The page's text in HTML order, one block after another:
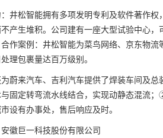
井松智能拥有多项发明专利及软件著作
产生堆积。公司建有一座大型试验中心
作案例：井松智能为菜鸟网络、京东物
理包裹量达百万级别。
蔚来汽车、吉利汽车提供了焊装车间及
固定转弯流水线结合，实现动静态混流
设有办事处，售后响应及时。
徽巨一科技股份有限公司